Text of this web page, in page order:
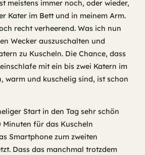
meistens immer noch, oder wieder,
Kater im Bett und in meinem Arm.
recht verheerend. Was ich nun
Wecker auszuschalten und
zu Kuscheln. Die Chance, dass
mit ein bis zwei Katern im
warm und kuschelig sind, ist schon
Start in den Tag sehr schön
Minuten für das Kuscheln
Smartphone zum zweiten
Dass das manchmal trotzdem